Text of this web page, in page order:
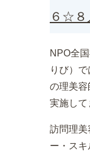
６☆８
NPO全
りび）
の理美容
実施して
訪問理美
ー・ス